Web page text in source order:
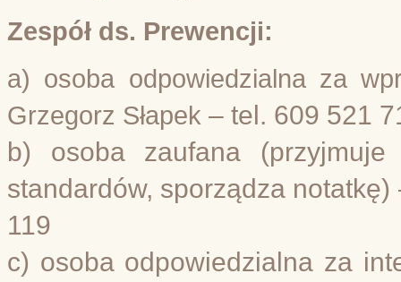
Zespół ds. Prewencji:
a) osoba odpowiedzialna za
Grzegorz Słapek – tel. 609 521
b) osoba zaufana (przyjmuje
standardów, sporządza notatkę)
119
c) osoba odpowiedzialna za